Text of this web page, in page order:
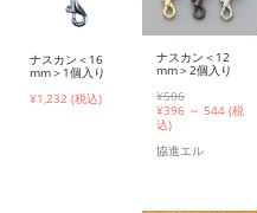
ナスカン＜16
mm＞1個入り
¥1,232 (税込)
ナスカン＜12
mm＞2個入り
¥506
¥396 ～ 544 (税
込)
協進エル